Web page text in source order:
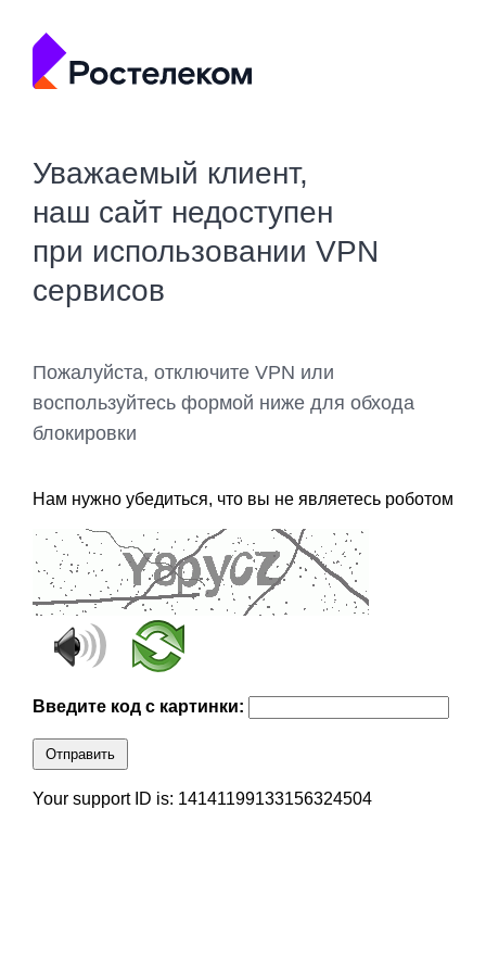
Уважаемый клиент,
наш сайт недоступен
при использовании VPN
сервисов
Пожалуйста, отключите VPN или
воспользуйтесь формой ниже для обхода
блокировки
Нам нужно убедиться, что вы не являетесь роботом
Введите код с картинки:
Отправить
Your support ID is: 14141199133156324504